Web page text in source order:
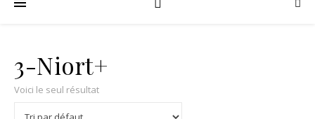
3-Niort+
Voici le seul résultat